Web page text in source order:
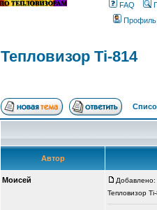
FAQ
Профиль
Тепловизор Ti-814
Автор
Моисей
Тепловизор